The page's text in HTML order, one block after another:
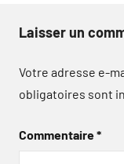
Laisser un
Votre adresse e-
obligatoires sont
Commentaire*